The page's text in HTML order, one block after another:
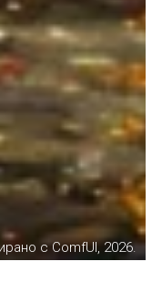
с ComfUI, 2026.